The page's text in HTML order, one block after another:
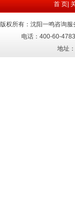
首 页|
版权所有：沈阳一鸣咨询
电话：400-60-
地址